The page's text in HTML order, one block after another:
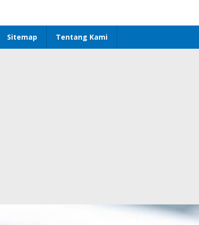
Sitemap Tentang Kami